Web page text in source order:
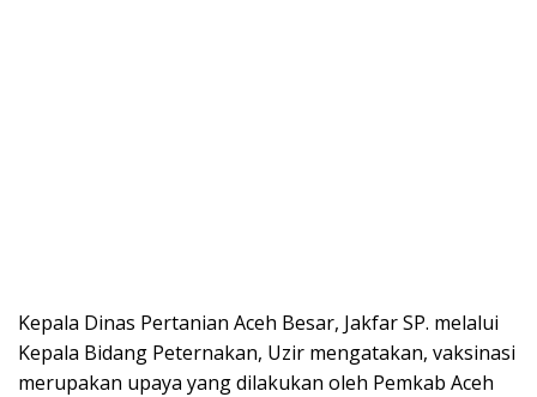
Kepala Dinas Pertanian Aceh Besar, Jakfar SP. melalui
Kepala Bidang Peternakan, Uzir mengatakan, vaksinasi
merupakan upaya yang dilakukan oleh Pemkab Aceh